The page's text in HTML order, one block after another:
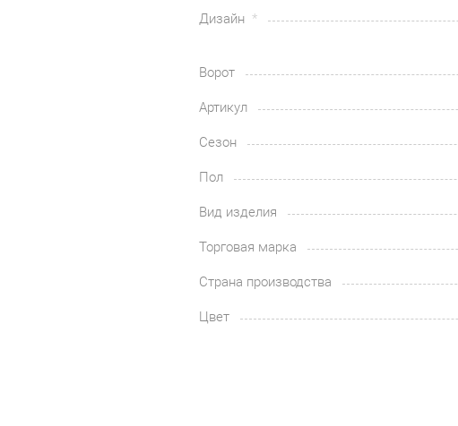
Дизайн
Ворот
Артикул
Сезон
Пол
Вид изделия
Торговая марка
Страна производства
Цвет